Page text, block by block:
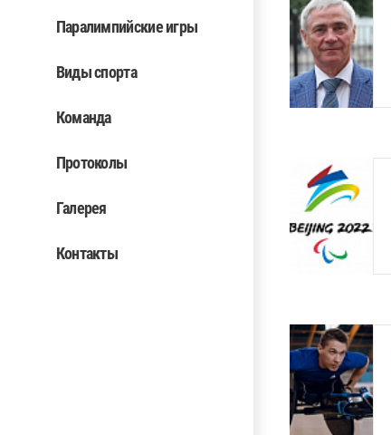
Паралимпийские игры
Виды спорта
Команда
Протоколы
Галерея
Контакты